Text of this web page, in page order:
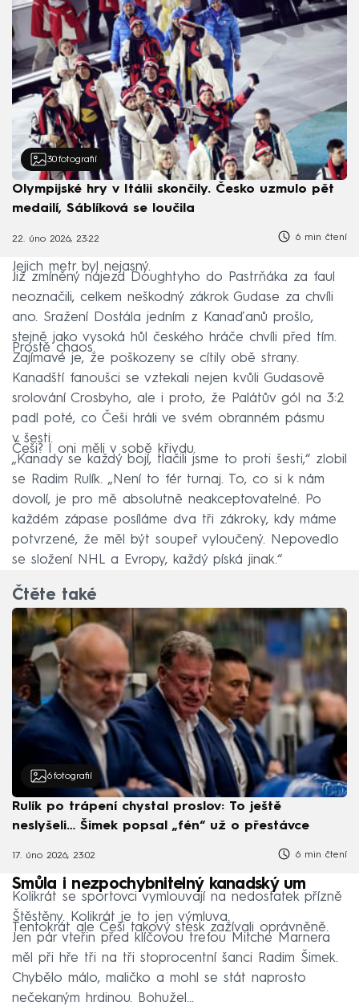
30 fotografií
Olympijské hry v Itálii skončily. Česko uzmulo pět
medailí, Sáblíková se loučila
22. úno 2026, 23:22 6 min čtení
Jejich metr byl nejasný.
Již zmíněný nájezd Doughtyho do Pastrňáka za faul
neoznačili, celkem neškodný zákrok Gudase za chvíli
ano. Sražení Dostála jedním z Kanaďanů prošlo,
stejně jako vysoká hůl českého hráče chvíli před tím.
Prostě chaos.
Zajímavé je, že poškozeny se cítily obě strany.
Kanadští fanoušci se vztekali nejen kvůli Gudasově
srolování Crosbyho, ale i proto, že Palátův gól na 3:2
padl poté, co Češi hráli ve svém obranném pásmu
v šesti.
Češi? I oni měli v sobě křivdu.
„Kanady se každý bojí, tlačili jsme to proti šesti,“ zlobil
se Radim Rulík. „Není to fér turnaj. To, co si k nám
dovolí, je pro mě absolutně neakceptovatelné. Po
každém zápase posíláme dva tři zákroky, kdy máme
potvrzené, že měl být soupeř vyloučený. Nepovedlo
se složení NHL a Evropy, každý píská jinak.“
Čtěte také
6 fotografií
Rulík po trápení chystal proslov: To ještě
neslyšeli… Šimek popsal „fén“ už o přestávce
17. úno 2026, 23:02 6 min čtení
Smůla i nezpochybnitelný kanadský um
Kolikrát se sportovci vymlouvají na nedostatek přízně
Štěstěny. Kolikrát je to jen výmluva.
Tentokrát ale Češi takový stesk zažívali oprávněně.
Jen pár vteřin před klíčovou trefou Mitche Marnera
měl při hře tři na tři stoprocentní šanci Radim Šimek.
Chybělo málo, maličko a mohl se stát naprosto
nečekaným hrdinou. Bohužel…